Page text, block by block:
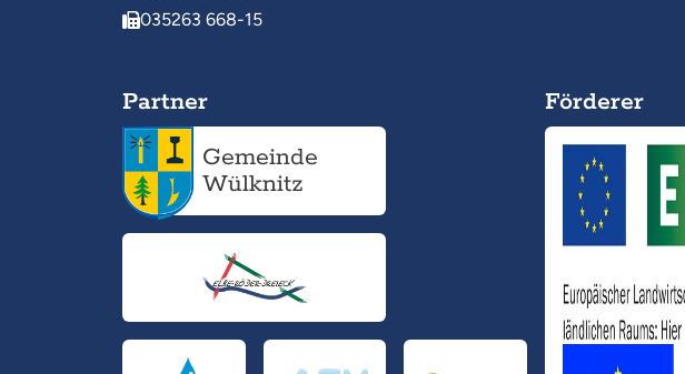
035263 668-15
Partner
Gemeinde
Wülknitz
Förderer